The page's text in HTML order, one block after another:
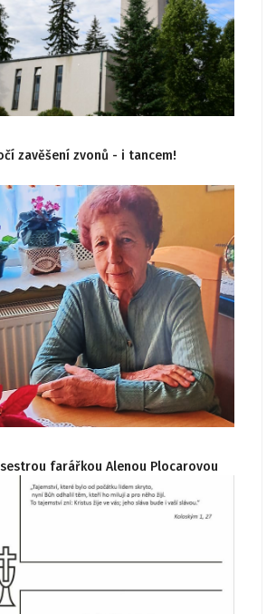
zavěšení zvonů - i tancem!
farářkou Alenou Plocarovou